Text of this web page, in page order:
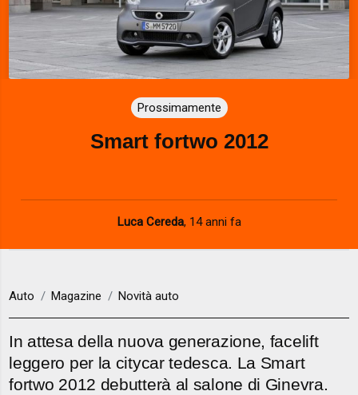
Prossimamente
Smart fortwo 2012
Luca Cereda, 14 anni fa
Auto Magazine Novità auto
In attesa della nuova generazione, facelift
leggero per la citycar tedesca. La Smart
fortwo 2012 debutterà al salone di Ginevra.